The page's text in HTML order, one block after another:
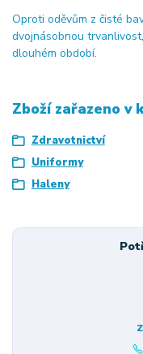
Oproti oděvům z čisté
dvojnásobnou
dlouhém období.
Zboží zařazeno v
Zdravotnictví
Uniformy
Haleny